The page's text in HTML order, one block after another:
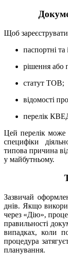
Щоб
паспортні та
рішення або
статут ТОВ;
відомості
перелік
Цей перелік може
специфіки
типова причина
у майбутньому.
Зазвичай
днів. Якщо
через «Дію»,
правильності
випадках, коли
процедура
планування.